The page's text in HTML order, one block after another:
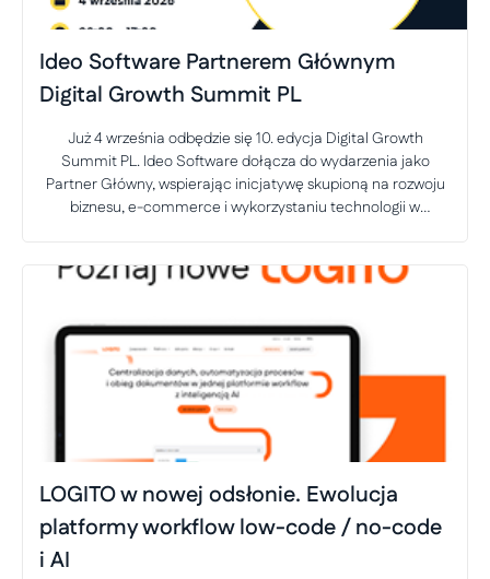
Ideo Software Partnerem Głównym
Digital Growth Summit PL
Już 4 września odbędzie się 10. edycja Digital Growth
Summit PL. Ideo Software dołącza do wydarzenia jako
Partner Główny, wspierając inicjatywę skupioną na rozwoju
biznesu, e-commerce i wykorzystaniu technologii w
LOGITO w nowej odsłonie. Ewolucja
platformy workflow low-code / no-code
i AI